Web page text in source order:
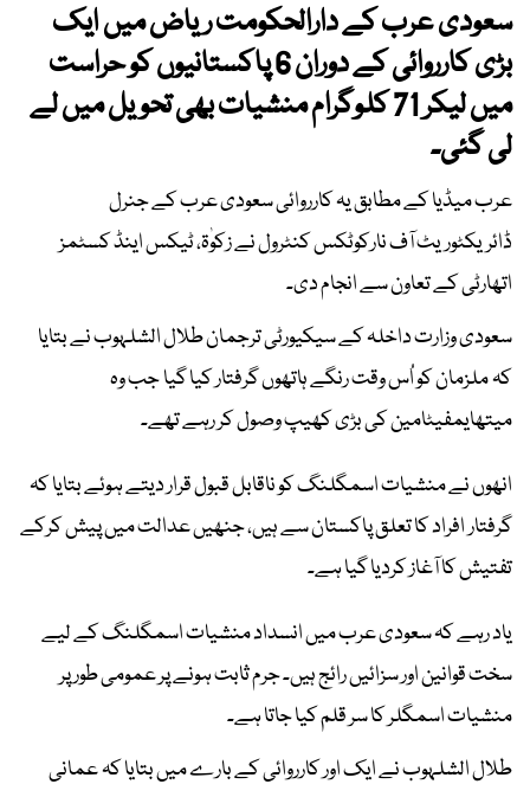
سعودی عرب کے دارالحکومت ریاض میں ایک
بڑی کارروائی کے دوران 6 پاکستانیوں کو حراست
میں لیکر 71 کلوگرام منشیات بھی تحویل میں لے
لی گئی۔
عرب میڈیا کے مطابق یہ کارروائی سعودی عرب کے جنرل
ڈائریکٹوریٹ آف نارکوٹکس کنٹرول نے زکوٰۃ، ٹیکس اینڈ کسٹمز
اتھارٹی کے تعاون سے انجام دی۔
سعودی وزارت داخلہ کے سیکیورٹی ترجمان طلال الشلہوب نے بتایا
کہ ملزمان کو اُس وقت رنگے ہاتھوں گرفتار کیا گیا جب وہ
میتھایمفیٹامین کی بڑی کھیپ وصول کر رہے تھے۔
انھوں نے منشیات اسمگلنگ کو ناقابل قبول قرار دیتے ہوئے بتایا کہ
گرفتار افراد کا تعلق پاکستان سے ہیں، جنھیں عدالت میں پیش کرکے
تفتیش کا آغاز کردیا گیا ہے۔
یاد رہے کہ سعودی عرب میں انسداد منشیات اسمگلنگ کے لیے
سخت قوانین اور سزائیں رائج ہیں۔ جرم ثابت ہونے پر عمومی طور پر
منشیات اسمگلر کا سر قلم کیا جاتا ہے۔
طلال الشلہوب نے ایک اور کارروائی کے بارے میں بتایا کہ عمانی